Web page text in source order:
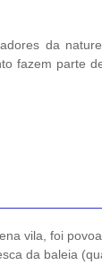
da
fazem parte
vila, foi
da baleia